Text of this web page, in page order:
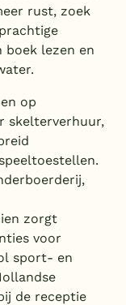
rust, zoek
boek lezen en
op
skelterverhuur,
zorgt
voor
sport- en
de receptie